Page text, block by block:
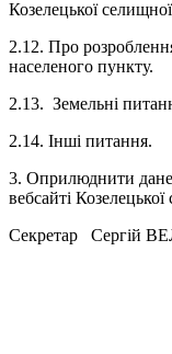
Козелецької
2.12. Про
населеного пункту.
2.13. Земельні
2.14. Інші питання.
3. Оприлюднити
вебсайті
Секретар Сергій